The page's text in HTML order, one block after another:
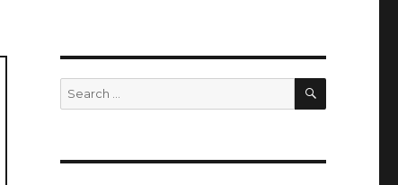
Search
for:
SEARCH